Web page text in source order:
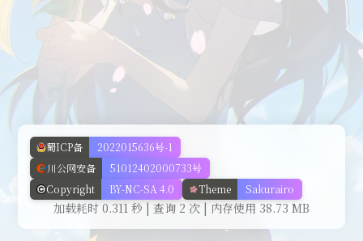
蜀ICP备
2022015636号-1
川公网安备
51012402000733号
Copyright
BY-NC-SA 4.0 Theme Sakurairo
加载耗时 0.311 秒 | 查询 2 次 | 内存使用 38.73 MB